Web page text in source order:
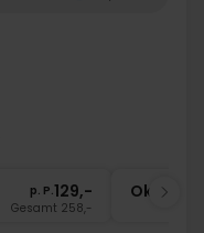
p. P.129,-
Gesamt 258,-
Okt